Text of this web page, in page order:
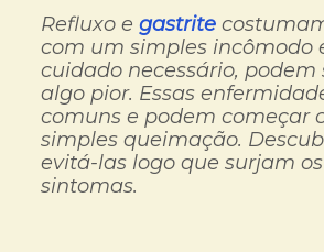
Refluxo egastrite
com um simples incômodo
cuidado necessário, podem
algo pior. Essas
comuns e podem começar
simples queimação.
evitá-las logo que surjam
sintomas.